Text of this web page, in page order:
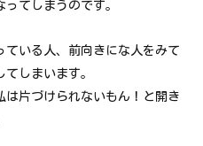
てしまうのです。
ている人、前向きにな人をみて
しまいます。
片づけられないもん！と開き